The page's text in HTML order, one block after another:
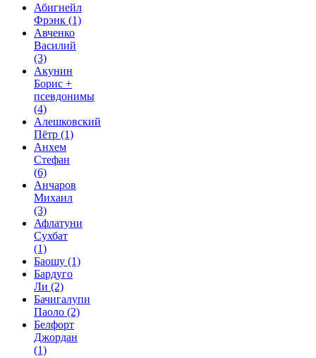
Абигнейл
Фрэнк (1)
Авченко
Василий
(3)
Акунин
Борис +
псевдонимы
(4)
Алешковский
Пётр (1)
Анхем
Стефан
(6)
Анчаров
Михаил
(3)
Афлатуни
Сухбат
(1)
Баошу (1)
Бардуго
Ли (2)
Бачигалупи
Паоло (2)
Белфорт
Джордан
(1)